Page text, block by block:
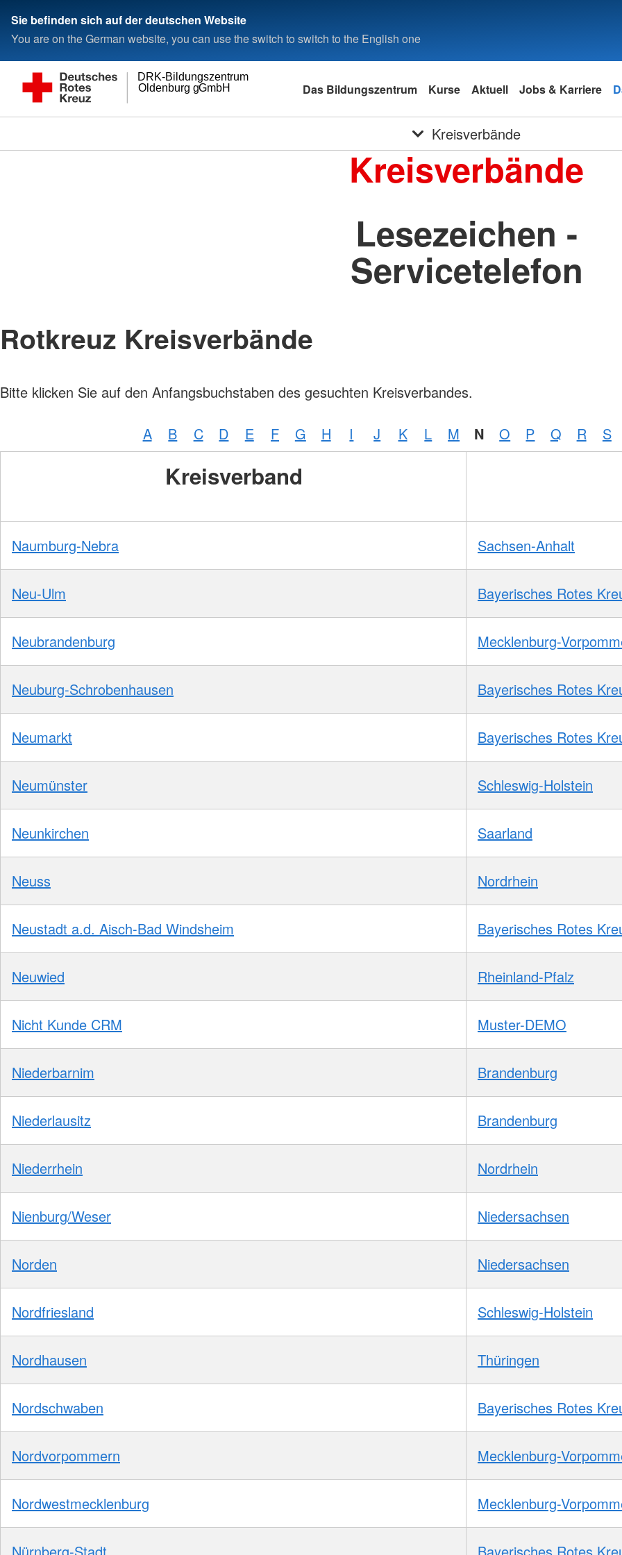
Sie befinden sich auf der deutschen Website
You are on the German website, you can use the switch to switch to the English one
Oldenburg gGmbH
DRK-Bildungszentrum
Das Bildungszentrum Kurse Aktuell Jobs & Karriere
Kreisverbände
Kreisverbände
Lesezeichen -
Servicetelefon
Rotkreuz Kreisverbände
Bitte klicken Sie auf den Anfangsbuchstaben des gesuchten Kreisverbandes.
A B C D E F G H I J K L M N O P Q R S
Kreisverband
Naumburg-Nebra Sachsen-Anhalt
Neu-Ulm Bayerisches Rotes
Neubrandenburg Mecklenburg-
Neuburg-Schrobenhausen Bayerisches Rotes
Neumarkt Bayerisches Rotes
Neumünster Schleswig-Holstein
Neunkirchen Saarland
Neuss Nordrhein
Neustadt a.d. Aisch-Bad Windsheim Bayerisches Rotes
Neuwied Rheinland-Pfalz
Nicht Kunde CRM Muster-DEMO
Niederbarnim Brandenburg
Niederlausitz Brandenburg
Niederrhein Nordrhein
Nienburg/Weser Niedersachsen
Norden Niedersachsen
Nordfriesland Schleswig-Holstein
Nordhausen Thüringen
Nordschwaben Bayerisches Rotes
Nordvorpommern Mecklenburg-
Nordwestmecklenburg Mecklenburg-